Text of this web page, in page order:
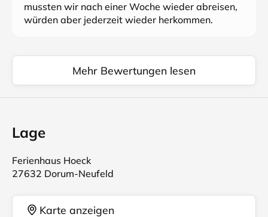
mussten wir nach einer Woche wieder abreisen,
würden aber jederzeit wieder herkommen.
Mehr Bewertungen lesen
Lage
Ferienhaus Hoeck
27632 Dorum-Neufeld
Karte anzeigen